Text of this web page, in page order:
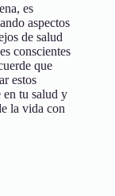
es
aspectos
de salud
conscientes
que
estos
en tu salud y
la vida con